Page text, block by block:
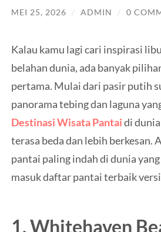
MEI 25, 2026 / ADMIN / 0
Kalau kamu lagi cari inspirasi
belahan dunia, ada banyak
pertama. Mulai dari pasir putih
panorama tebing dan laguna
Destinasi Wisata Pantaidi
terasa beda dan lebih berkesan.
pantai paling indah di dunia
masuk daftar pantai terbaik
1. Whitehaven